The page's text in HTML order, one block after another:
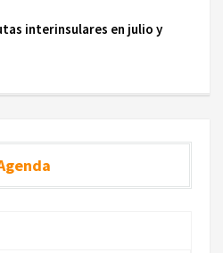
interinsulares en julio y